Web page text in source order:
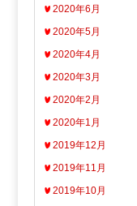
2020年6月
2020年5月
2020年4月
2020年3月
2020年2月
2020年1月
2019年12月
2019年11月
2019年10月